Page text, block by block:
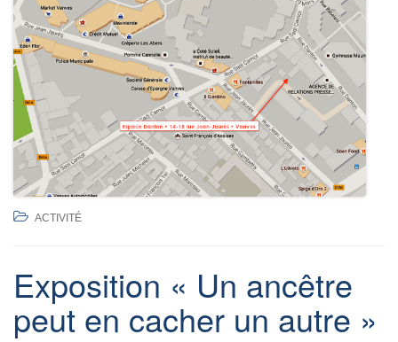
ACTIVITÉ
Exposition « Un ancêtre
peut en cacher un autre »